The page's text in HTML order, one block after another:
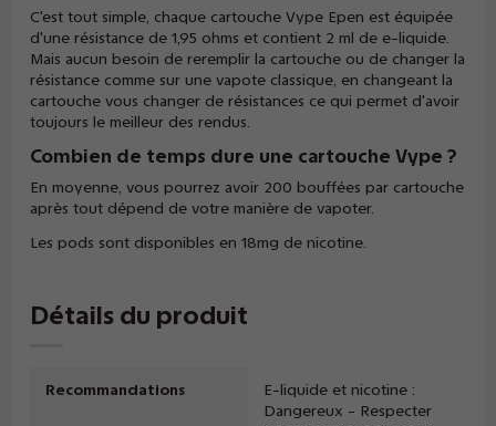
C'est tout simple, chaque cartouche Vype Epen est équipée
d'une résistance de 1,95 ohms et contient 2 ml de e-liquide.
Mais aucun besoin de reremplir la cartouche ou de changer la
résistance comme sur une vapote classique, en changeant la
cartouche vous changer de résistances ce qui permet d'avoir
toujours le meilleur des rendus.
Combien de temps dure une cartouche Vype ?
En moyenne, vous pourrez avoir 200 bouffées par cartouche
après tout dépend de votre manière de vapoter.
Les pods sont disponibles en 18mg de nicotine.
Détails du produit
Recommandations
E-liquide et nicotine :
Dangereux - Respecter